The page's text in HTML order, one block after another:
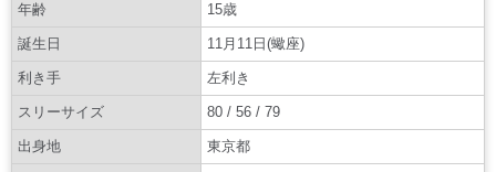
年齢 15歳
誕生日 11月11日(蠍座)
利き手 左利き
スリーサイズ 80 / 56 / 79
出身地 東京都